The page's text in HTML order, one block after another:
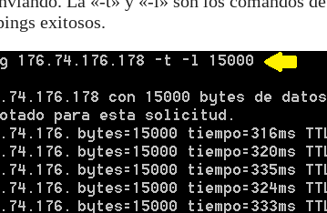
exitosos.